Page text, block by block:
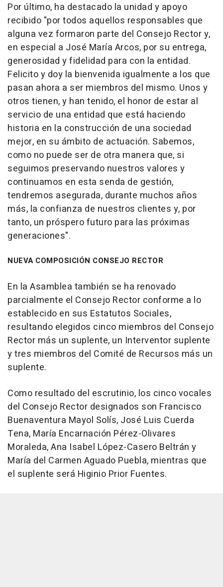
Por último, ha destacado la unidad y apoyo
recibido "por todos aquellos responsables que
alguna vez formaron parte del Consejo Rector y,
en especial a José María Arcos, por su entrega,
generosidad y fidelidad para con la entidad.
Felicito y doy la bienvenida igualmente a los que
pasan ahora a ser miembros del mismo. Unos y
otros tienen, y han tenido, el honor de estar al
servicio de una entidad que está haciendo
historia en la construcción de una sociedad
mejor, en su ámbito de actuación. Sabemos,
como no puede ser de otra manera que, si
seguimos preservando nuestros valores y
continuamos en esta senda de gestión,
tendremos asegurada, durante muchos años
más, la confianza de nuestros clientes y, por
tanto, un próspero futuro para las próximas
generaciones".
NUEVA COMPOSICIÓN CONSEJO RECTOR
En la Asamblea también se ha renovado
parcialmente el Consejo Rector conforme a lo
establecido en sus Estatutos Sociales,
resultando elegidos cinco miembros del Consejo
Rector más un suplente, un Interventor suplente
y tres miembros del Comité de Recursos más un
suplente.
Como resultado del escrutinio, los cinco vocales
del Consejo Rector designados son Francisco
Buenaventura Mayol Solís, José Luis Cuerda
Tena, María Encarnación Pérez-Olivares
Moraleda, Ana Isabel López-Casero Beltrán y
María del Carmen Aguado Puebla, mientras que
el suplente será Higinio Prior Fuentes.